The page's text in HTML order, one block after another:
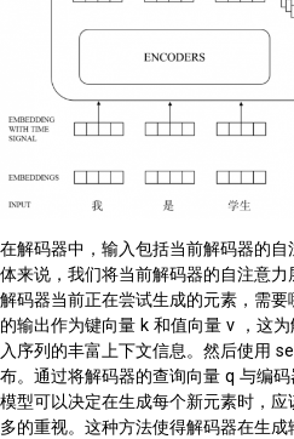
在解码器中，输入包括当前解码器的
体来说，我们将当前解码器的自注意
解码器当前正在尝试生成的元素，需
的输出作为键向量 k 和值向量 v ，这
入序列的丰富上下文信息。然后使用
布。通过将解码器的查询向量 q 与编
模型可以决定在生成每个新元素时，
多的重视。这种方法使得解码器在生